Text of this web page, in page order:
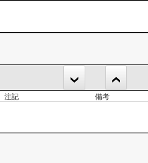
注記 備考